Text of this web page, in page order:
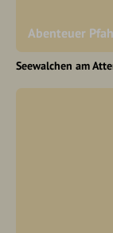
Abenteuer
Seewalchen am